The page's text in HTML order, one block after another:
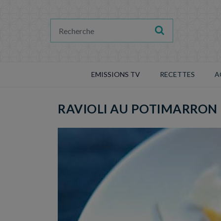
EMISSIONS TV RECETTES
RAVIOLI AU POTIMARRON